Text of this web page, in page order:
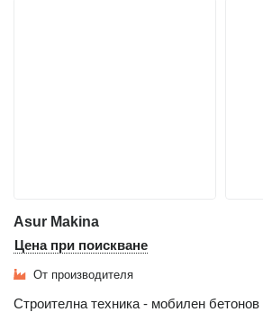
Asur Makina
Цена при поискване
От производителя
Строителна техника - мобилен бетонов